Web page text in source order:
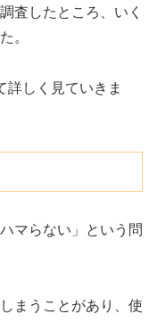
査したところ、いく
。
詳しく見ていきま
マらない」という問
まうことがあり、使